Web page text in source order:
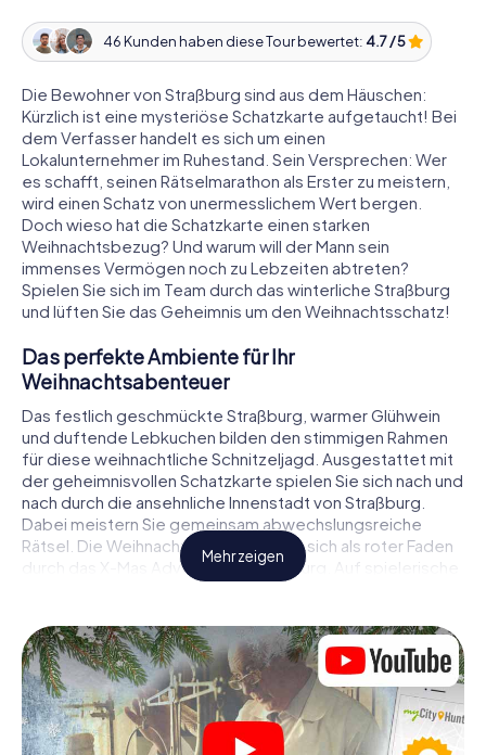
46 Kunden haben diese Tour bewertet: 4.7 / 5
Die Bewohner von Straßburg sind aus dem Häuschen:
Kürzlich ist eine mysteriöse Schatzkarte aufgetaucht! Bei
dem Verfasser handelt es sich um einen
Lokalunternehmer im Ruhestand. Sein Versprechen: Wer
es schafft, seinen Rätselmarathon als Erster zu meistern,
wird einen Schatz von unermesslichem Wert bergen.
Doch wieso hat die Schatzkarte einen starken
Weihnachtsbezug? Und warum will der Mann sein
immenses Vermögen noch zu Lebzeiten abtreten?
Spielen Sie sich im Team durch das winterliche Straßburg
und lüften Sie das Geheimnis um den Weihnachtsschatz!
Das perfekte Ambiente für Ihr
Weihnachtsabenteuer
Das festlich geschmückte Straßburg, warmer Glühwein
und duftende Lebkuchen bilden den stimmigen Rahmen
für diese weihnachtliche Schnitzeljagd. Ausgestattet mit
der geheimnisvollen Schatzkarte spielen Sie sich nach und
nach durch die ansehnliche Innenstadt von Straßburg.
Dabei meistern Sie gemeinsam abwechslungsreiche
Rätsel. Die Weihnachtsthematik zieht sich als roter Faden
durch das X-Mas Adventure in Straßburg. Auf spielerische
Weise erfahren Sie faszinierende Anekdoten rund um das
Hinweise richtig zu deuten und anderen Schatzsuchern
stets einen Schritt voraus zu sein?
Der Weihnachtsmarkt von Straßburg als
Zwischenstopp
Mehr zeigen